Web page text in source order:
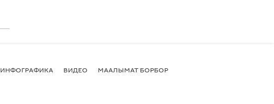
ИНФОГРАФИКА ВИДЕО МААЛЫМАТ БОРБОР